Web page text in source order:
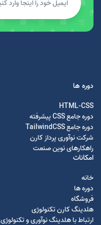
دوره ها
HTML-CSS
دوره جامع CSS پیشرفته
دوره جامع TailwindCSS
شرکت نوآوری پرداز کارن
راهکارهای نوین صنعت
امکانات
خانه
دوره ها
فروشگاه
هلدینگ کارن تکنولوژی
ارتباط با هلدینگ نوآوری و تکنولوژی